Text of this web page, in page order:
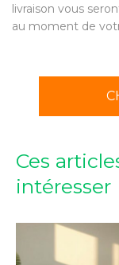
livraison vous
au moment de
Ces
intéresser